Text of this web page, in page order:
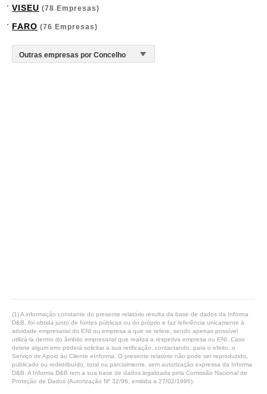
VISEU (78 Empresas)
FARO (76 Empresas)
(1) A informação constante do presente relatório resulta da base de dados da Informa
D&B, foi obtida junto de fontes públicas ou do próprio e faz referência unicamente à
atividade empresarial do ENI ou empresa a que se refere, sendo apenas possível
utilizá-la dentro do âmbito empresarial que realiza a respetiva empresa ou ENI. Caso
detete algum erro poderá solicitar a sua retificação, contactando, para o efeito, o
Serviço de Apoio ao Cliente eInforma. O presente relatório não pode ser reproduzido,
publicado ou redistribuído, total ou parcialmente, sem autorização expressa da Informa
D&B. A Informa D&B tem a sua base de dados legalizada pela Comissão Nacional de
Proteção de Dados (Autorização Nº 32/96, emitida a 27/02/1996).